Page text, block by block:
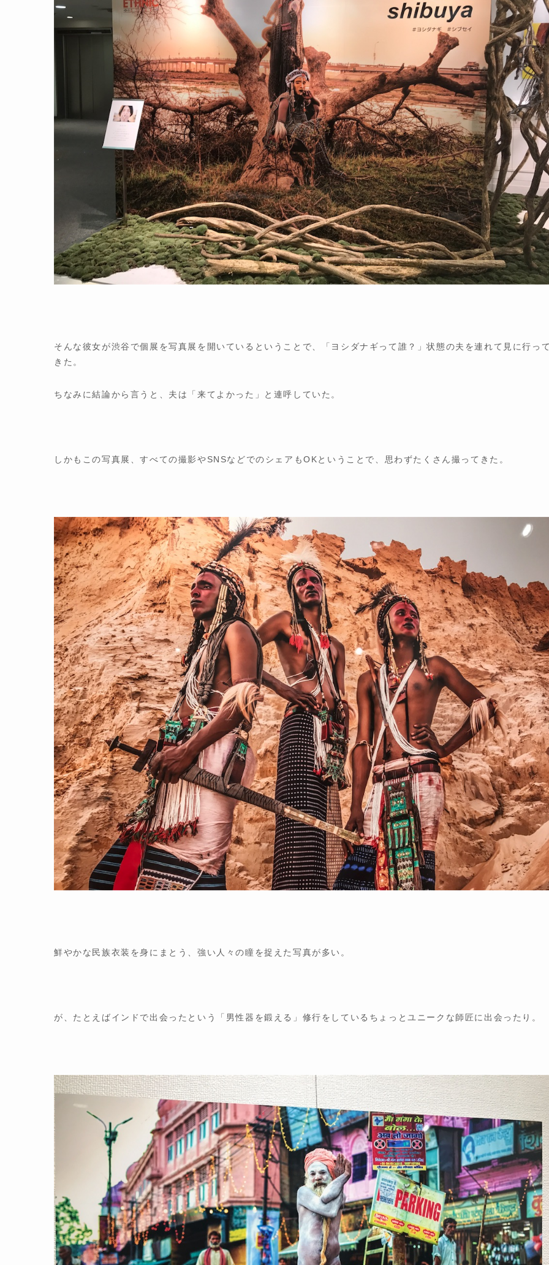
そんな彼女が渋谷で個展を写真展を開いているということで、「ヨシダナギって誰？」状態の夫を連れて見に行っ
きた。
ちなみに結論から言うと、夫は「来てよかった」と連呼していた。
しかもこの写真展、すべての撮影やSNSなどでのシェアもOKということで、思わずたくさん撮ってきた。
鮮やかな民族衣装を身にまとう、強い人々の瞳を捉えた写真が多い。
が、たとえばインドで出会ったという「男性器を鍛える」修行をしているちょっとユニークな師匠に出会ったり。